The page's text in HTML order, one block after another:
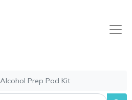
Alcohol Prep Pad Kit